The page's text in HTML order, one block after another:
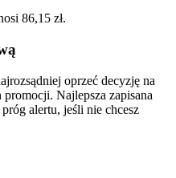
86,15 zł.
oprzeć decyzję na
Najlepsza zapisana
alertu, jeśli nie chcesz